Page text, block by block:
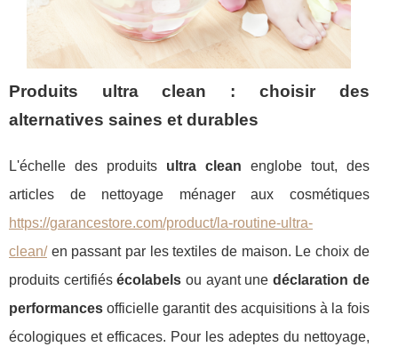
Produits ultra clean : choisir des
alternatives saines et durables
L'échelle des produits ultra clean englobe tout, des
articles de nettoyage ménager aux cosmétiques
https://garancestore.com/product/la-routine-ultra-
clean/en passant par les textiles de maison. Le choix de
produits certifiésécolabels ou ayant une déclaration de
performances officielle garantit des acquisitions à la fois
écologiques et efficaces. Pour les adeptes du nettoyage,